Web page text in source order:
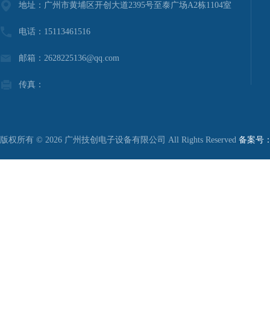
地址：广州市黄埔区开创大道2395号至泰广场A2栋1104室
电话：15113461516
邮箱：2628225136@qq.com
传真：
版权所有 © 2026 广州技创电子设备有限公司 All Rights Reserved 备案号